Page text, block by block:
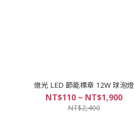
億光 LED 節能標章 12W 球泡燈
NT$110 ~ NT$1,900
NT$2,400